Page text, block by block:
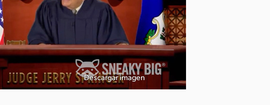
Descargar imagen